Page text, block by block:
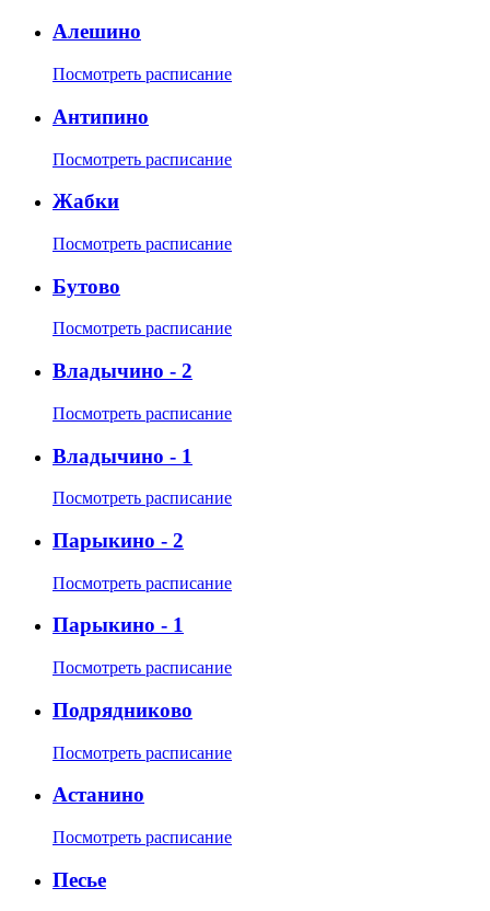
Алешино
Посмотреть расписание
Антипино
Посмотреть расписание
Жабки
Посмотреть расписание
Бутово
Посмотреть расписание
Владычино - 2
Посмотреть расписание
Владычино - 1
Посмотреть расписание
Парыкино - 2
Посмотреть расписание
Парыкино - 1
Посмотреть расписание
Подрядниково
Посмотреть расписание
Астанино
Посмотреть расписание
Песье